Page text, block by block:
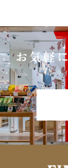
お気軽
オンラ